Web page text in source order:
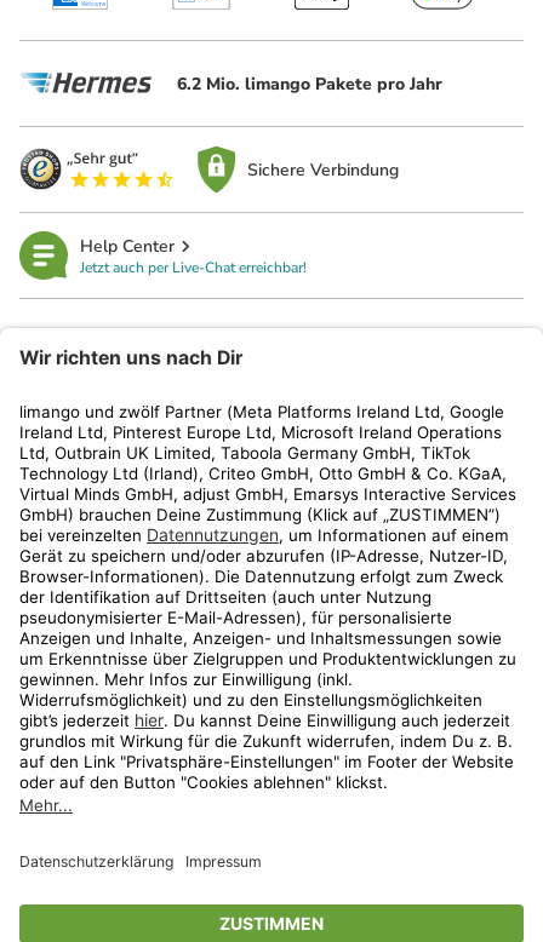
6.2 Mio. limango Pakete pro Jahr
Sichere Verbindung
Help Center
Jetzt auch per Live-Chat erreichbar!
Kundenservice
Shop
Aktionen
Travel